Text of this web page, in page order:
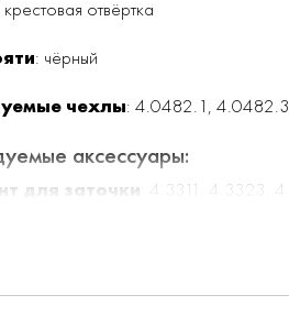
отвёртка
: чёрный
чехлы: 4.0482.1,
аксессуары:
для заточки : 4.3311, 4.3323,